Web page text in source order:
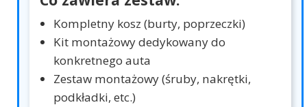
Kompletny kosz (burty, poprzeczki)
Kit montażowy dedykowany do
konkretnego auta
Zestaw montażowy (śruby, nakrętki,
podkładki, etc.)